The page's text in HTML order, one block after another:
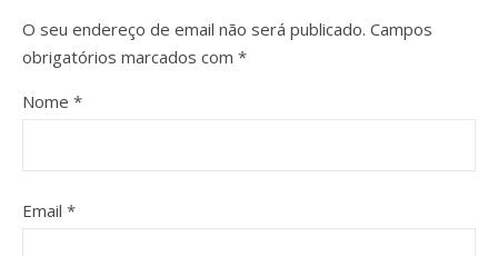
O seu endereço de email não será publicado. Campos
obrigatórios marcados com *
Nome *
Email *